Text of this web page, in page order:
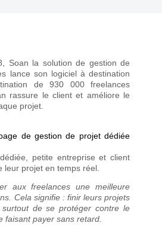
Soan la solution de gestion de
lance son logiciel à destination
de 930 000 freelances
rassure le client et améliore le
projet.
de gestion de projet dédiée
petite entreprise et client
leur projet en temps réel.
aux freelances une meilleure
Cela signifie : finir leurs projets
de se protéger contre le
faisant payer sans retard.